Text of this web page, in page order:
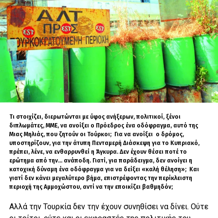
Η υπόθεση του παρόντος άρθρου είναι διαφορετική.
Η Κίνα πιθανότατα δεν επιδιώκει να μετατραπεί σε μια νέα παγκόσμια
ναυτική αυτοκρατορία δυτικού τύπου αλλά να επιδιώξει τη
δημιουργία ενός εκτεταμένου θαλασσοχερσαίου χώρου απόλυτης
στρατηγικής κυριαρχίας γύρω από την κινεζική επικράτεια. Με άλλα
λόγια, δεν επιχειρεί πρωτίστως να κυριαρχήσει στους ωκεανούς αλλά
προσπαθεί να μετατρέψει μεγάλα τμήματα των εγγύς θαλασσών της σε
γαλάζιο έδαφος”
, δηλαδή σε λειτουργική προέκταση της χερσαίας
ισχύος της. Ή, υπό μία έννοια, να ενώσει το έδαφός της με μια μεγάλη
“ωκεάνια λίμνη” σε έναν χώρο, αποκλειστικής και αναντίρρητης
κυριαρχίας.
Στρατηγικός σχεδιασμός
Η δυνητική αυτή αλλαγή εδράζεται πάνω στις
μεταλλάξεις στη γεωγραφία της στρατιωτικής ισχύος
τα τελευταία χρόνια. Για πρώτη φορά στην ιστορία, ένα
εκτεταμένο χερσαία εδραζόμενο πλέγμα αισθητήρων,
πυραυλικών συστημάτων, μη επανδρωμένων μέσων και
δικτύων διοίκησης και ελέγχου μπορεί να ασκεί
θαλάσσιες εκτάσεις. Το αποτέλεσμα είναι ότι οι εγγύς
Τι στοιχίζει, διερωτώνται με ύφος ανήξερων, πολιτικοί, ξένοι
διπλωμάτες, ΜΜΕ, να ανοίξει ο Πρόεδρος ένα οδόφραγμα, αυτό της
Μιας Μηλιάς, που ζητούν οι Τούρκοι; Για να ανοίξει ο δρόμος,
υποστηρίζουν, για την άτυπη Πενταμερή Διάσκεψη για το Κυπριακό,
πρέπει, λένε, να ενθαρρυνθεί η Άγκυρα. Δεν έχουν θέσει ποτέ το
ερώτημα από την… ανάποδη. Γιατί, για παράδειγμα, δεν ανοίγει η
κατοχική δύναμη ένα οδόφραγμα για να δείξει «καλή θέληση»; Και
γιατί δεν κάνει μεγαλύτερο βήμα, επιστρέφοντας την περίκλειστη
περιοχή της Αμμοχώστου, αντί να την εποικίζει βαθμηδόν;
Αλλά την Τουρκία δεν την έχουν συνηθίσει να δίνει. Ούτε